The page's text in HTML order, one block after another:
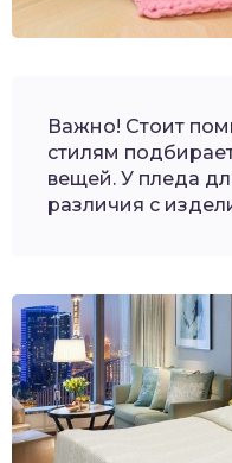
Важно! Стоит
стилям
вещей. У пледа
различия с